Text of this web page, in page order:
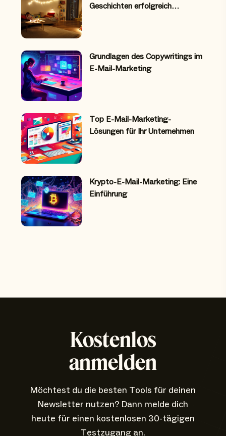
Geschichten erfolgreich…
Grundlagen des Copywritings im
E-Mail-Marketing
Top E-Mail-Marketing-
Lösungen für Ihr Unternehmen
Krypto-E-Mail-Marketing: Eine
Einführung
Kostenlos
anmelden
Möchtest du die besten Tools für deinen
Newsletter nutzen? Dann melde dich
heute für einen kostenlosen 30-tägigen
Testzugang an.